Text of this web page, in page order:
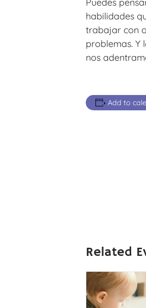
habilidades
trabajar con
problemas. Y
nos
Add to
Related